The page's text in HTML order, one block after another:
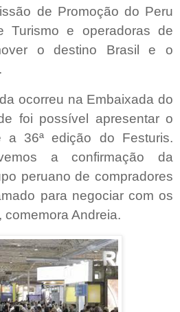
de Promoção do Peru
Turismo e operadoras de
o destino Brasil e o
ocorreu na Embaixada do
foi possível apresentar o
a 36ª edição do Festuris.
a confirmação da
peruano de compradores
para negociar com os
comemora Andreia.